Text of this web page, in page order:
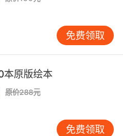
免费领取
本原版绘本
原价288元
免费领取